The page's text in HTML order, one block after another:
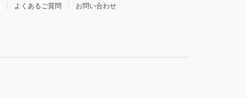
よくあるご質問
お問い合わせ